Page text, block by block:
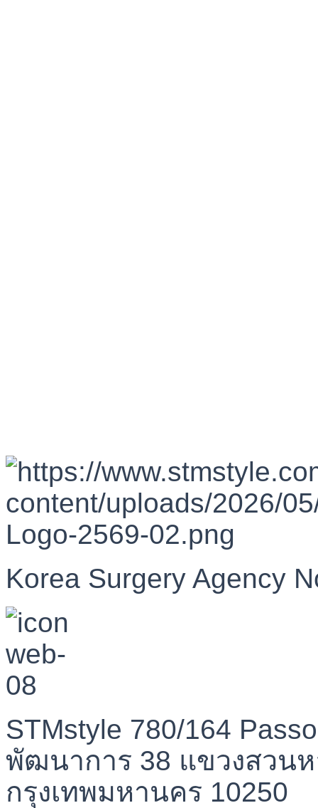
Korea Surgery Agency
STMstyle 780/164
พัฒนาการ 38 แขวงสวน
กรุงเทพมหานคร 10250